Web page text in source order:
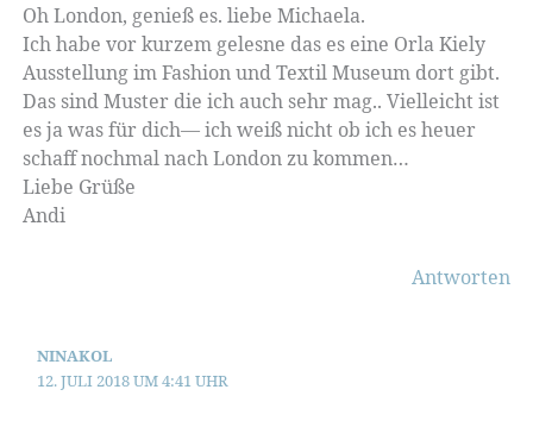
Oh London, genieß es. liebe Michaela.
Ich habe vor kurzem gelesne das es eine Orla Kiely
Ausstellung im Fashion und Textil Museum dort gibt.
Das sind Muster die ich auch sehr mag.. Vielleicht ist
es ja was für dich— ich weiß nicht ob ich es heuer
schaff nochmal nach London zu kommen…
Liebe Grüße
Andi
Antworten
NINAKOL
12. JULI 2018 UM 4:41 UHR